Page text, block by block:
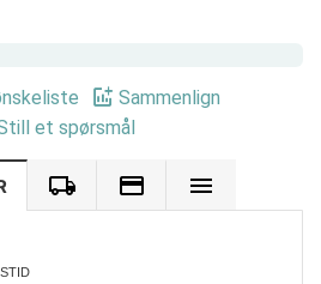
Sammenlign
et spørsmål